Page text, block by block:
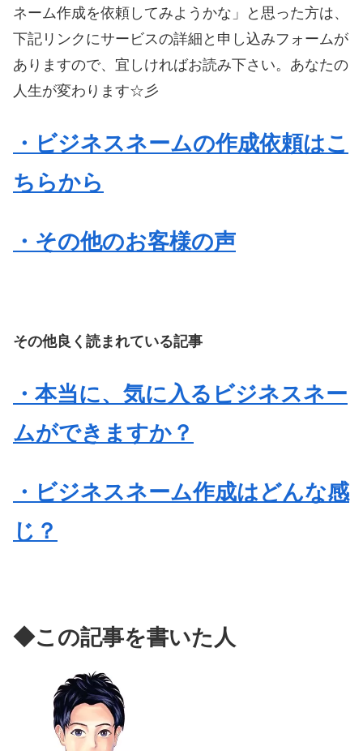
ネーム作成を依頼してみようかな」と思った方は、
下記リンクにサービスの詳細と申し込みフォームが
ありますので、宜しければお読み下さい。あなたの
人生が変わります☆彡
・ビジネスネームの作成依頼はこ
ちらから
・その他のお客様の声
その他良く読まれている記事
・本当に、気に入るビジネスネー
ムができますか？
・ビジネスネーム作成はどんな感
じ？
◆この記事を書いた人